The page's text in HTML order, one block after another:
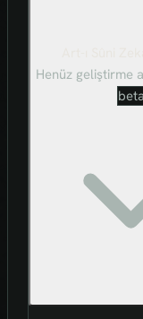
Henüz geliştirme
beta